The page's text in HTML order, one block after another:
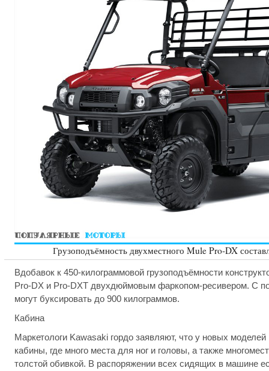
Грузоподъёмность двухместного Mule Pro-DX
Вдобавок к 450-килограммовой грузоподъёмности
Pro-DX и Pro-DXT двухдюймовым фаркопом-ресивером. С
могут буксировать до 900 килограммов.
Кабина
Маркетологи Kawasaki гордо заявляют, что у новых
кабины, где много места для ног и головы, а также
толстой обивкой. В распоряжении всех сидящих в машине